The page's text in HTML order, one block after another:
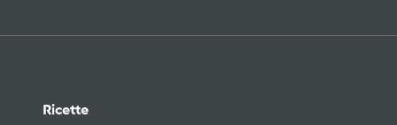
Ricette